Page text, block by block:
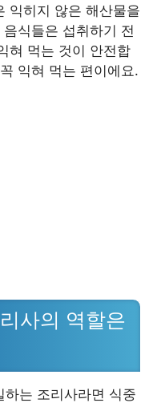
익히지 않은 해산물을
식들은 섭취하기 전
혀 먹는 것이 안전합
익혀 먹는 편이에요.
사의 역할은
는 조리사라면 식중